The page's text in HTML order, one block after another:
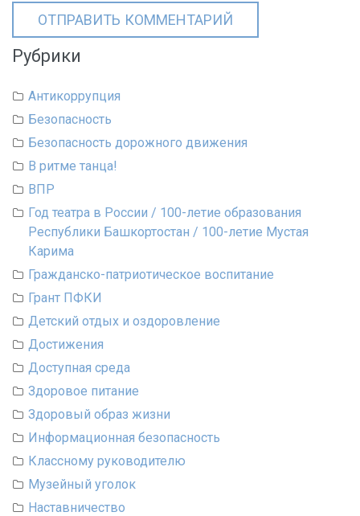
Рубрики
Антикоррупция
Безопасность
Безопасность дорожного движения
В ритме танца!
ВПР
Год театра в России / 100-летие образования
Республики Башкортостан / 100-летие Мустая
Карима
Гражданско-патриотическое воспитание
Грант ПФКИ
Детский отдых и оздоровление
Достижения
Доступная среда
Здоровое питание
Здоровый образ жизни
Информационная безопасность
Классному руководителю
Музейный уголок
Наставничество